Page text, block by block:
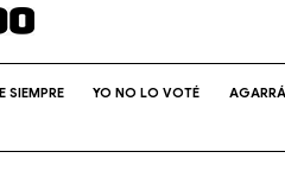
SIEMPRE YO NO LO VOTÉ